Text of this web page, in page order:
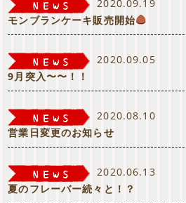
2020.09.19
モンブランケーキ販売開始
2020.09.05
9月突入〜〜！！
2020.08.10
営業日変更のお知らせ
2020.06.13
夏のフレーバー続々と！？